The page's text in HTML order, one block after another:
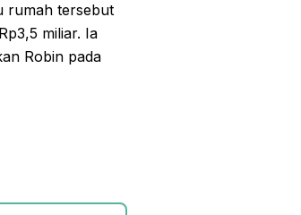
rumah tersebut
miliar. Ia
Robin pada